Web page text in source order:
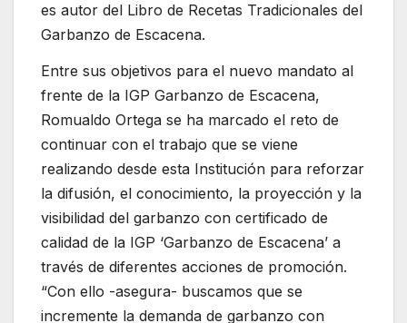
es autor del Libro de Recetas Tradicionales del
Garbanzo de Escacena.
Entre sus objetivos para el nuevo mandato al
frente de la IGP Garbanzo de Escacena,
Romualdo Ortega se ha marcado el reto de
continuar con el trabajo que se viene
realizando desde esta Institución para reforzar
la difusión, el conocimiento, la proyección y la
visibilidad del garbanzo con certificado de
calidad de la IGP ‘Garbanzo de Escacena’ a
través de diferentes acciones de promoción.
“Con ello -asegura- buscamos que se
incremente la demanda de garbanzo con